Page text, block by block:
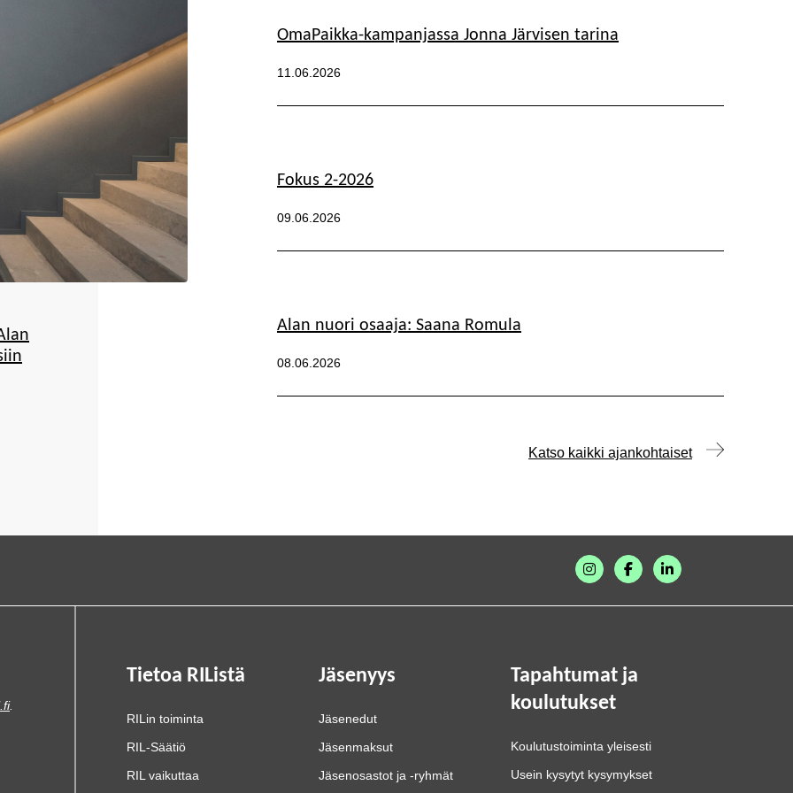
OmaPaikka-kampanjassa Jonna Järvisen tarina
Julkaistu:
11.06.2026
Fokus 2-2026
Julkaistu:
09.06.2026
Alan nuori osaaja: Saana Romula
Julkaistu:
08.06.2026
Katso kaikki ajankohtaiset
.
Tietoa RIListä
RILin toiminta
RIL-Säätiö
RIL vaikuttaa
Jäsenyys
Jäsenedut
Jäsenmaksut
Jäsenosastot ja -ryhmät
Tapahtumat ja
koulutukset
Koulutustoiminta yleisesti
Usein kysytyt kysymykset